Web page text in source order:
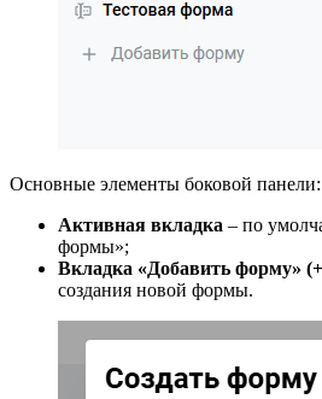
Основные элементы боковой панели:
Активная вкладка – по
формы»;
Вкладка «Добавить форму»
создания новой формы.